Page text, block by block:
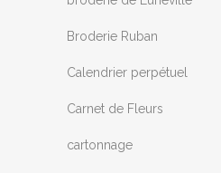
Broderie Ruban
Calendrier perpétuel
Carnet de Fleurs
cartonnage